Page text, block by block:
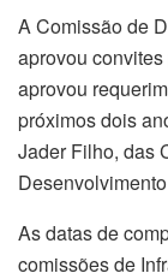
A Comissão de
aprovou
aprovou
próximos dois
Jader Filho, das
As datas de
comissões de